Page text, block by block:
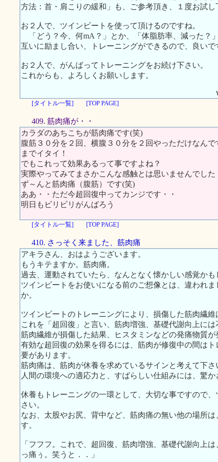
方法：首・肩こりの緩和」も、ご参考頂き、１度お試し
お２人で、ツインビートを使って頂けるのですね。
「どう？今、何mA？」とか、「体脂肪率、減った？
互いに励まし合い、トレーニングができるので、良いで
お２人で、がんばってトレーニングをお続け下さい。
これからも、よろしくお願いします。
[タイトル一覧]
[TOP PAGE]
409. 筋肉痛が・・
カラダのあちこちが筋肉痛です(笑)
腹筋３０分を２回、横腹３０分を２回やっただけなん
までイタイ！
でもこれって効果あるって事ですよね？
実際やってみてまさかこんな感触とは思いませんでした
ず～んと筋肉痛（腹筋）です(笑)
ああ・・ただ今超回復中ってカンジです・・
明日もビリビリがんばろう
[タイトル一覧] [TOP PAGE]
410. さっそく来ました、筋肉痛
アキラさん、おはようございます。
もうキテますか。筋肉痛。
過去、運動されていたら、なんとなく懐かしい感覚か
ツインビートをお使いになる前のご想像とは、違われ
か。
ツインビートのトレーニングにより、損傷した筋肉繊
これを「超回復」と言い、筋肉増強、基礎代謝向上に
筋肉繊維が損傷した結果、ヒスタミンなどの発痛物質
有効な超回復の効果を得るには、筋肉が修復中の間は
要があります。
筋肉痛は、筋肉が休養を求めているサインと考えて下さ
人間の環境への適応力と、すばらしい仕組みには、驚
休養もトレーニングの一環として、大切な事ですので
さい。
なお、太股やお尻、背中など、筋肉痛の無い他の場所
す。
「フフフ。これで、超回復、筋肉増強、基礎代謝向
っ痛ぅ。笑うと．．」